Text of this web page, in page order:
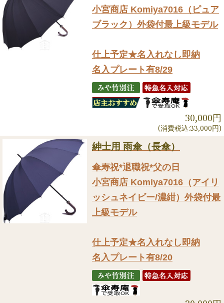
小宮商店 Komiya7016（ピュア
ブラック）外袋付最上級モデル
仕上予定★名入れなし即納
名入プレート有8/29
30,000円
(消費税込:33,000円)
紳士用 雨傘（長傘）
傘寿祝*退職祝*父の日
小宮商店 Komiya7016（アイリ
ッシュネイビー/濃紺）外袋付最
上級モデル
仕上予定★名入れなし即納
名入プレート有8/20